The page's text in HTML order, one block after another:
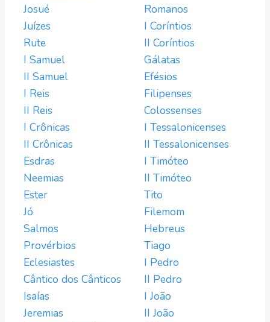
Josué
Juízes
Rute
I Samuel
II Samuel
I Reis
II Reis
I Crônicas
II Crônicas
Esdras
Neemias
Ester
Jó
Salmos
Provérbios
Eclesiastes
Cântico dos Cânticos
Isaías
Jeremias
Romanos
I Coríntios
II Coríntios
Gálatas
Efésios
Filipenses
Colossenses
I Tessalonicenses
II Tessalonicenses
I Timóteo
II Timóteo
Tito
Filemom
Hebreus
Tiago
I Pedro
II Pedro
I João
II João